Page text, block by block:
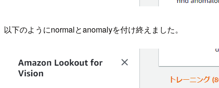
以下のようにnormalとanomalyを付け終えました。